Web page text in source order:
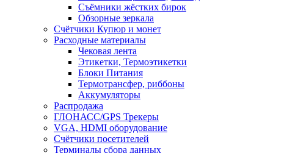
Съёмники жёстких бирок
Обзорные зеркала
Счётчики Купюр и монет
Расходные материалы
Чековая лента
Этикетки, Термоэтикетки
Блоки Питания
Термотрансфер, риббоны
Аккумуляторы
Распродажа
ГЛОНАСС/GPS Трекеры
VGA, HDMI оборудование
Счётчики посетителей
Терминалы сбора данных